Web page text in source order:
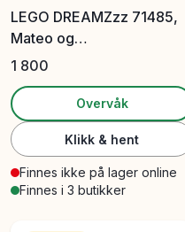
LEGO DREAMZzz 71485,
Mateo og
ridderkamproboten Z-Blob
1 800
Overvåk
Klikk & hent
Finnes ikke på lager online
Finnes i 3 butikker